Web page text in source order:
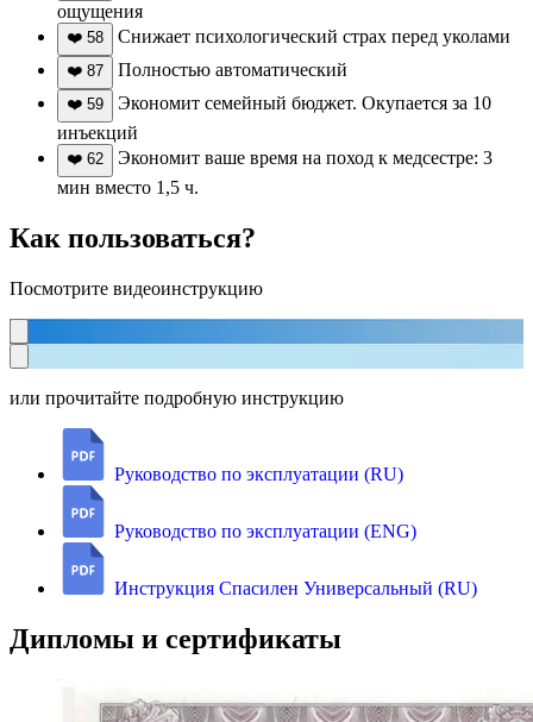
ощущения
❤️ 58 Снижает психологический страх перед уколами
❤️ 87 Полностью автоматический
❤️ 59
Экономит семейный бюджет. Окупается за 10
инъекций
❤️ 62
Экономит ваше время на поход к медсестре: 3
мин вместо 1,5 ч.
Как пользоваться?
Посмотрите видеоинструкцию
или прочитайте подробную инструкцию
Руководство по эксплуатации (RU)
Руководство по эксплуатации (ENG)
Инструкция Спасилен Универсальный (RU)
Дипломы и сертификаты